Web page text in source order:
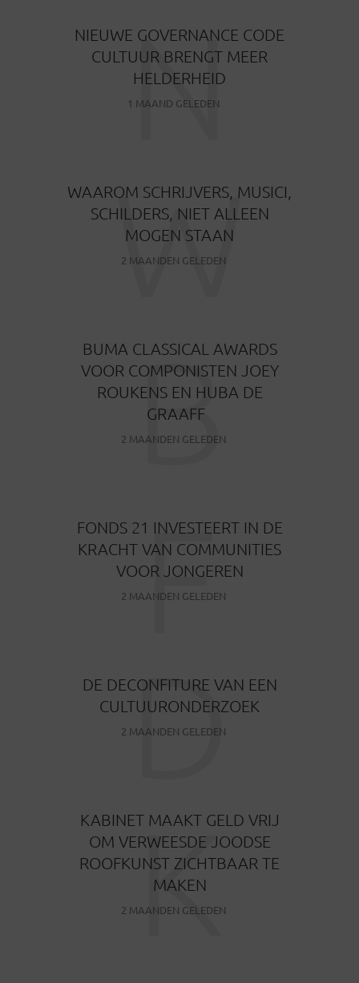
NIEUWE GOVERNANCE CODE
CULTUUR BRENGT MEER
HELDERHEID
1 MAAND GELEDEN
N
WAAROM SCHRIJVERS, MUSICI,
SCHILDERS, NIET ALLEEN
MOGEN STAAN
2 MAANDEN GELEDEN
W
BUMA CLASSICAL AWARDS
VOOR COMPONISTEN JOEY
ROUKENS EN HUBA DE
GRAAFF
2 MAANDEN GELEDEN
B
FONDS 21 INVESTEERT IN DE
KRACHT VAN COMMUNITIES
VOOR JONGEREN
2 MAANDEN GELEDEN
F
DE DECONFITURE VAN EEN
CULTUURONDERZOEK
2 MAANDEN GELEDEN
D
KABINET MAAKT GELD VRIJ
OM VERWEESDE JOODSE
ROOFKUNST ZICHTBAAR TE
MAKEN
2 MAANDEN GELEDEN
K